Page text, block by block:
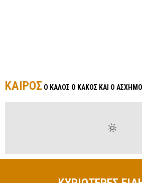
ΚΑΙΡΟΣ Ο ΚΑΛΟΣ Ο ΚΑΚΟΣ ΚΑΙ Ο